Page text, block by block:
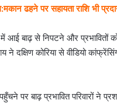
ढहने पर सहायता राशि भी
में आई बाढ़ से निपटने और
ने दक्षिण कोरिया से वीडियो
पर बाढ़ प्रभावित परिवारों ने